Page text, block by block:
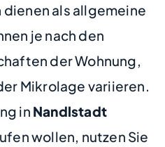
als allgemeine
je nach den
der Wohnung,
Mikrolage variieren.
in Nandlstadt
wollen, nutzen Sie